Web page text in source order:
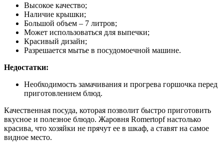
Высокое качество;
Наличие крышки;
Большой объем – 7 литров;
Может использоваться для выпечки;
Красивый дизайн;
Разрешается мытье в посудомоечной машине.
Недостатки:
Необходимость замачивания и прогрева горшочка перед
приготовлением блюд.
Качественная посуда, которая позволит быстро приготовить
вкусное и полезное блюдо. Жаровня Romertopf настолько
красива, что хозяйки не прячут ее в шкаф, а ставят на самое
видное место.